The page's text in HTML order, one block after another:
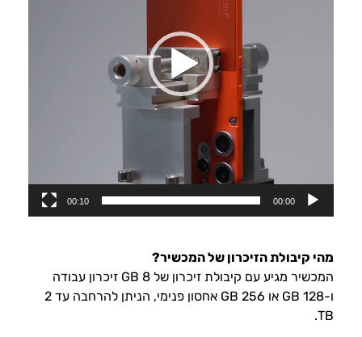
00:00
00:10
מהי קיבולת הזיכרון של המכשיר?
המכשיר מגיע עם קיבולת זיכרון של 8 GB זיכרון עבודה
ו-128 GB או 256 GB אחסון פנימי, הניתן להרחבה עד 2
TB.